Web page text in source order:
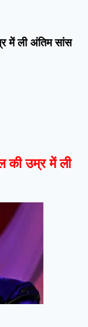
में ली अंतिम सांस
की उम्र में ली